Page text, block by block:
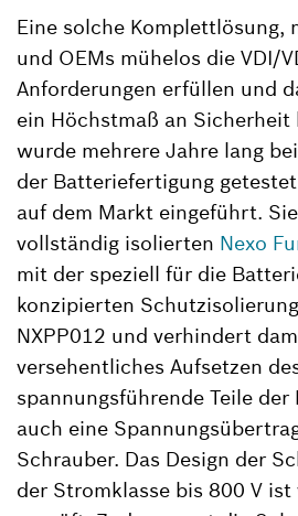
Eine solche Komplettlösung,
und OEMs mühelos die VDI/
Anforderungen erfüllen und
ein Höchstmaß an Sicherheit
wurde mehrere Jahre lang
der Batteriefertigung
auf dem Markt eingeführt.
vollständig isolierten Nexo
mit der speziell für die
konzipierten
NXPP012 und verhindert
versehentliches Aufsetzen
spannungsführende Teile
auch eine
Schrauber. Das Design der
der Stromklasse bis 800 V ist